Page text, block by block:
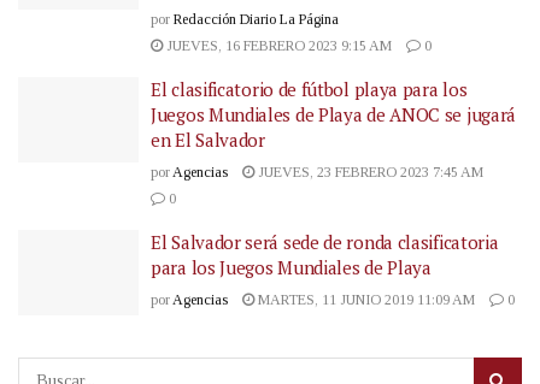
por Redacción Diario La Página
JUEVES, 16 FEBRERO 2023 9:15 AM
0
El clasificatorio de fútbol playa para los
Juegos Mundiales de Playa de ANOC se jugará
en El Salvador
por Agencias
JUEVES, 23 FEBRERO 2023 7:45 AM
0
El Salvador será sede de ronda clasificatoria
para los Juegos Mundiales de Playa
por Agencias MARTES, 11 JUNIO 2019 11:09 AM 0